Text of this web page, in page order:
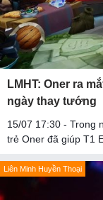
LMHT: Oner ra
ngày thay tướng
15/07 17:30 - Trong
trẻ Oner đã giúp T1
Liên Minh Huyền Thoại